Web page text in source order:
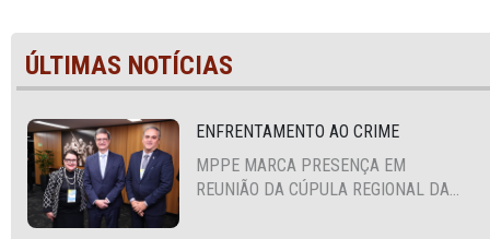
ÚLTIMAS NOTÍCIAS
ENFRENTAMENTO AO CRIME
MPPE MARCA PRESENÇA EM
REUNIÃO DA CÚPULA REGIONAL DA